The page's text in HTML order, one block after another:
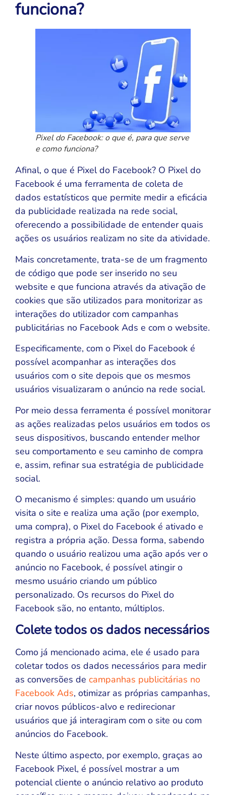
funciona?
Pixel do Facebook: o que é, para que serve
e como funciona?
Afinal, o que é Pixel do Facebook? O Pixel do
Facebook é uma ferramenta de coleta de
dados estatísticos que permite medir a eficácia
da publicidade realizada na rede social,
oferecendo a possibilidade de entender quais
ações os usuários realizam no site da atividade.
Mais concretamente, trata-se de um fragmento
de código que pode ser inserido no seu
website e que funciona através da ativação de
cookies que são utilizados para monitorizar as
interações do utilizador com campanhas
publicitárias no Facebook Ads e com o website.
Especificamente, com o Pixel do Facebook é
possível acompanhar as interações dos
usuários com o site depois que os mesmos
usuários visualizaram o anúncio na rede social.
Por meio dessa ferramenta é possível monitorar
as ações realizadas pelos usuários em todos os
seus dispositivos, buscando entender melhor
seu comportamento e seu caminho de compra
e, assim, refinar sua estratégia de publicidade
social.
O mecanismo é simples: quando um usuário
visita o site e realiza uma ação (por exemplo,
uma compra), o Pixel do Facebook é ativado e
registra a própria ação. Dessa forma, sabendo
quando o usuário realizou uma ação após ver o
anúncio no Facebook, é possível atingir o
mesmo usuário criando um público
personalizado. Os recursos do Pixel do
Facebook são, no entanto, múltiplos.
Colete todos os dados necessários
Como já mencionado acima, ele é usado para
coletar todos os dados necessários para medir
as conversões de campanhas publicitárias no
Facebook Ads, otimizar as próprias campanhas,
criar novos públicos-alvo e redirecionar
usuários que já interagiram com o site ou com
anúncios do Facebook.
Neste último aspecto, por exemplo, graças ao
Facebook Pixel, é possível mostrar a um
potencial cliente o anúncio relativo ao produto